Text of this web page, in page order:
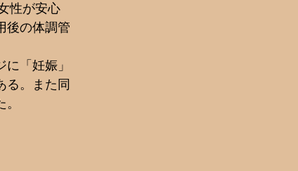
性が安心
後の体調管
「妊娠」
る。また同